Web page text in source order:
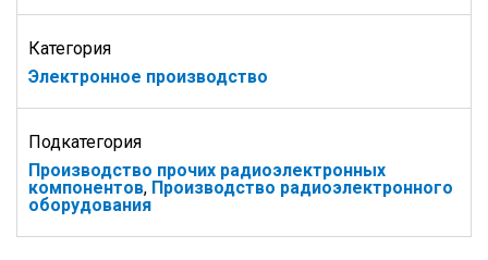
Категория
Электронное производство
Подкатегория
Производство прочих радиоэлектронных
компонентов, Производство радиоэлектронного
оборудования